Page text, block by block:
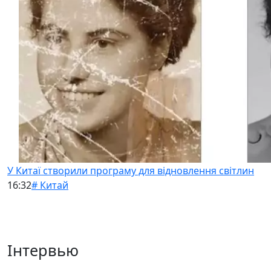
У Китаї створили програму для відновлення світлин
16:32# Китай
Інтервью